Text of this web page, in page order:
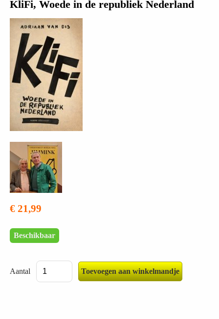
KliFi, Woede in de republiek Nederland
€ 21,99
Beschikbaar
Aantal